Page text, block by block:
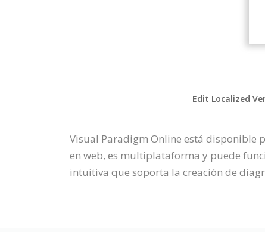
Edit Localized
Visual Paradigm Online está disponible
en web, es multiplataforma y puede
intuitiva que soporta la creación de